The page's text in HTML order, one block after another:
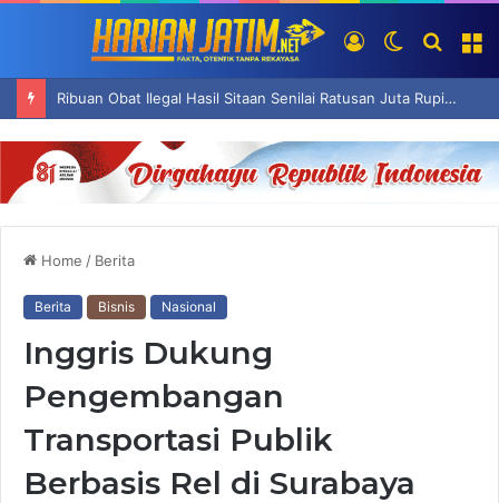
Search
for
Switch
skin
Log
In
Ribuan Obat Ilegal Hasil Sitaan Senilai Ratusan Juta Rupiah Dimusnahkan di Surabaya
Home / Berita
Berita Bisnis Nasional
Inggris Dukung
Pengembangan
Transportasi Publik
Berbasis Rel di Surabaya